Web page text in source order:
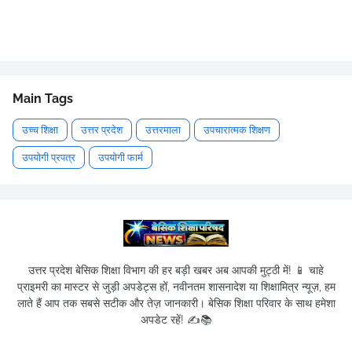
Main Tags
उच्च शिक्षा उत्तर प्रदेश उत्तरमाला उपचारात्मक शिक्षण
उपयोगी प्रपत्र उपयोगी फार्म
उत्तर प्रदेश बेसिक शिक्षा विभाग की हर बड़ी खबर अब आपकी मुट्ठी में! 📱 चाहे
प्राइमरी का मास्टर से जुड़ी अपडेट्स हों, नवीनतम शासनादेश या शिक्षामित्र न्यूज़, हम
लाते हैं आप तक सबसे सटीक और तेज़ जानकारी। बेसिक शिक्षा परिवार के साथ हमेशा
अपडेट रहें! ✍️📚